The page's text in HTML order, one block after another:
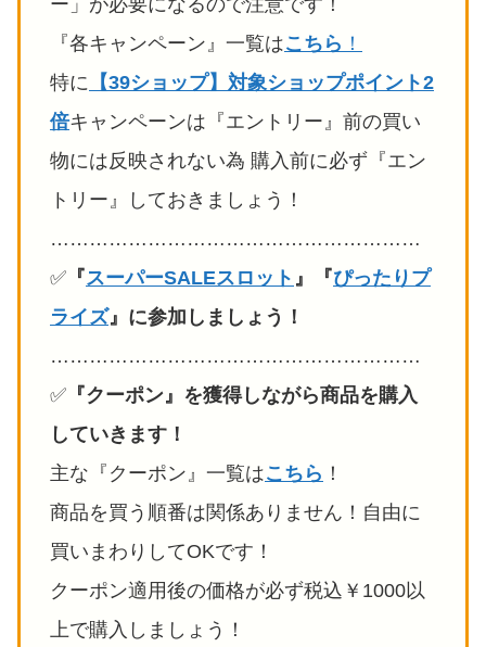
ー」が必要になるので注意です！
『各キャンペーン』一覧はこちら ！
特に 【39ショップ】対象ショップポイント2
倍キャンペーンは『エントリー』前の買い
物には反映されない為 購入前に必ず『エン
トリー』しておきましょう！
…………………………………………………
✅️ 『スーパーSALEスロット 』『ぴったりプ
ライズ』に参加しましょう！
…………………………………………………
✅️ 『クーポン』を獲得しながら商品を購入
していきます！
主な『クーポン』一覧はこちら ！
商品を買う順番は関係ありません！自由に
買いまわりしてOKです！
クーポン適用後の価格が必ず税込￥1000以
上で購入しましょう！